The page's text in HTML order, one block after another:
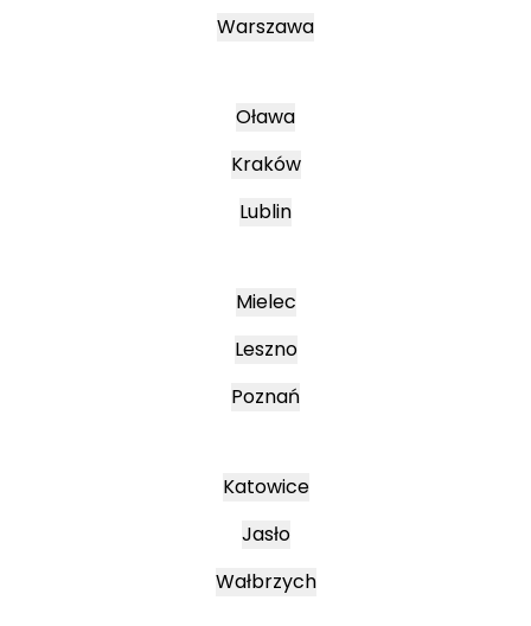
Warszawa
Oława
Kraków
Lublin
Mielec
Leszno
Poznań
Katowice
Jasło
Wałbrzych